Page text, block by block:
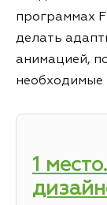
программах
делать
анимацией,
необходимые
1